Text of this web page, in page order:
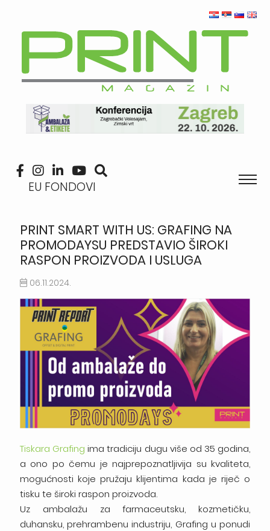
EU FONDOVI
PRINT SMART WITH US: GRAFING NA
PROMODAYSU PREDSTAVIO ŠIROKI
RASPON PROIZVODA I USLUGA
06.11.2024.
Tiskara Grafing ima tradiciju dugu više od 35 godina,
a ono po čemu je najprepoznatljivija su kvaliteta,
mogućnosti koje pružaju klijentima kada je riječ o
tisku te široki raspon proizvoda.
Uz ambalažu za farmaceutsku, kozmetičku,
duhansku, prehrambenu industriju, Grafing u ponudi